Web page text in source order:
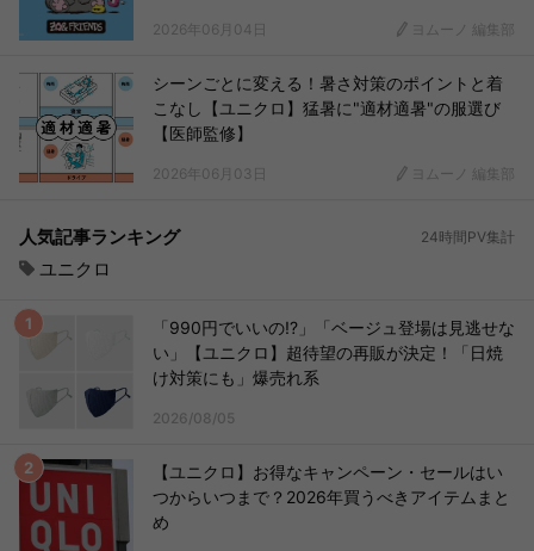
2026年06月04日 ヨムーノ 編集部
シーンごとに変える！暑さ対策のポイントと着
こなし【ユニクロ】猛暑に"適材適暑"の服選び
【医師監修】
2026年06月03日 ヨムーノ 編集部
人気記事ランキング 24時間PV集計
ユニクロ
「990円でいいの!?」「ベージュ登場は見逃せな
い」【ユニクロ】超待望の再販が決定！「日焼
け対策にも」爆売れ系
2026/08/05
【ユニクロ】お得なキャンペーン・セールはい
つからいつまで？2026年買うべきアイテムまと
め